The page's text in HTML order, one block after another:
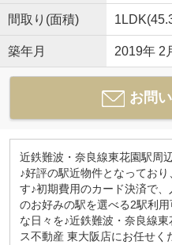
間取り(面積)
築年月 2019年 2
お問
近鉄難波・奈良線東花園駅周
♪好評の駅近物件となってお
す♪初期費用のカード決済で
のお好みの駅を選べる2駅利
な日々を♪近鉄難波・奈良線
ス不動産 東大阪店にお任せく